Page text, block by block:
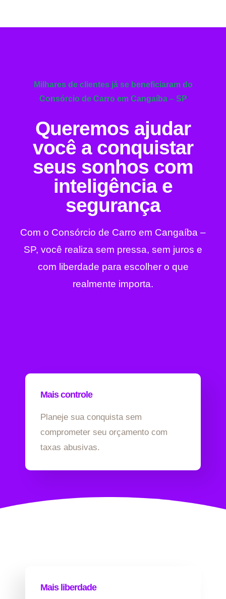
Milhares de clientes já se beneficiaram do
Consórcio de Carro em Cangaíba – SP
Queremos ajudar
você a conquistar
seus sonhos com
inteligência e
segurança
Com o Consórcio de Carro em Cangaíba –
SP, você realiza sem pressa, sem juros e
com liberdade para escolher o que
realmente importa.
Mais controle
Planeje sua conquista sem
comprometer seu orçamento com
taxas abusivas.
Mais liberdade